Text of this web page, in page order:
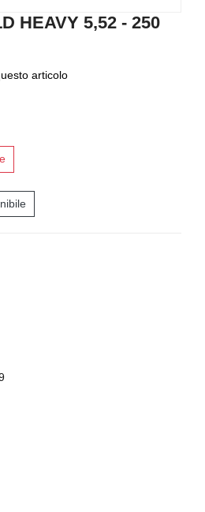
HEAVY 5,52 - 250
articolo